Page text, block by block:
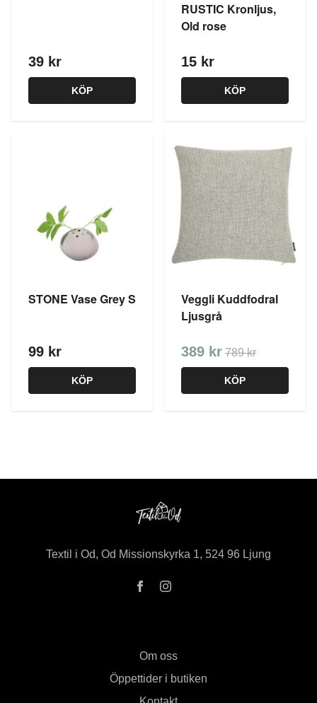
39 kr
KÖP
RUSTIC Kronljus,
Old rose
15 kr
KÖP
STONE Vase Grey S
99 kr
KÖP
Veggli Kuddfodral
Ljusgrå
389 kr 789 kr
KÖP
Textil i Od, Od Missionskyrka 1, 524 96 Ljung
Om oss
Öppettider i butiken